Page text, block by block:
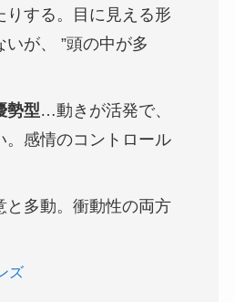
りする。目に見える形
が、 ”頭の中が多
勢型…動きが活発で、
。感情のコントロール
多動。衝動性の両方
ズ